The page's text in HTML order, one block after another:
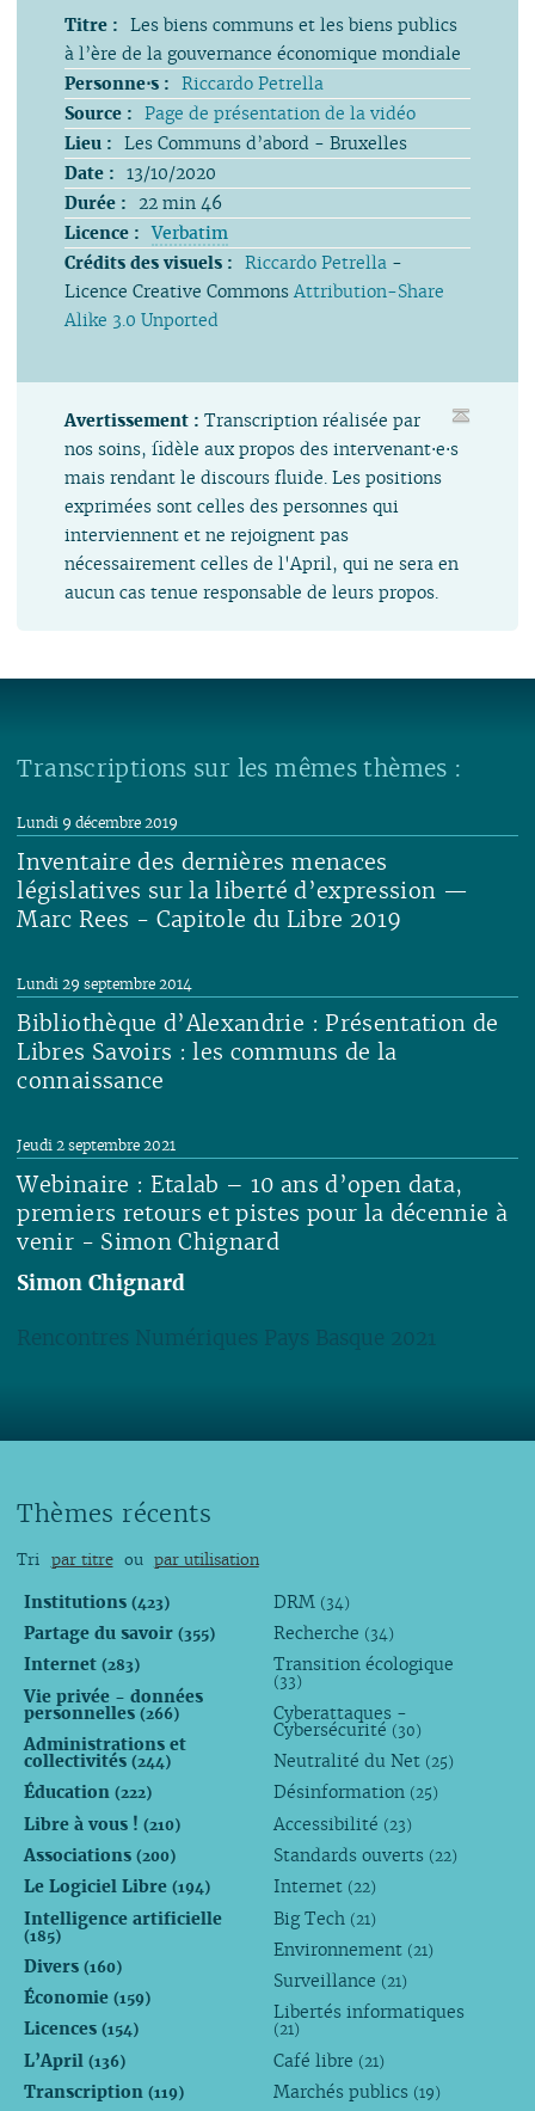
Titre : Les biens communs et les biens publics
à l’ère de la gouvernance économique mondiale
Personne⋅s : Riccardo Petrella
Source : Page de présentation de la vidéo
Lieu : Les Communs d’abord - Bruxelles
Date : 13/10/2020
Durée :
22 min 46
Licence : Verbatim
Crédits des visuels : Riccardo Petrella -
Licence Creative CommonsAttribution-Share
Alike 3.0 Unported
Avertissement :Transcription réalisée par
nos soins, fidèle aux propos des intervenant⋅e⋅s
mais rendant le discours fluide. Les positions
exprimées sont celles des personnes qui
interviennent et ne rejoignent pas
nécessairement celles de l'April, qui ne sera en
aucun cas tenue responsable de leurs propos.
Transcriptions sur les mêmes thèmes :
Inventaire des dernières menaces
législatives sur la liberté d’expression —
Marc Rees - Capitole du Libre 2019
Lundi 9 décembre 2019
Bibliothèque d’Alexandrie : Présentation de
Libres Savoirs : les communs de la
connaissance
Lundi 29 septembre 2014
Webinaire : Etalab – 10 ans d’open data,
premiers retours et pistes pour la décennie à
venir - Simon Chignard
Jeudi 2 septembre 2021
Simon Chignard
Rencontres Numériques Pays Basque 2021
Thèmes récents
Tri par titre ou par utilisation
Institutions (423)
Partage du savoir (355)
Internet (283)
Vie privée - données
personnelles (266)
Administrations et
collectivités (244)
Éducation (222)
Libre à vous ! (210)
Associations (200)
Le Logiciel Libre (194)
Intelligence artificielle
(185)
Divers (160)
Économie (159)
Licences (154)
L’April (136)
Transcription (119)
DRM (34)
Recherche (34)
Transition écologique
(33)
Cyberattaques -
Cybersécurité (30)
Neutralité du Net (25)
Désinformation (25)
Accessibilité (23)
Standards ouverts (22)
Internet (22)
Big Tech (21)
Environnement (21)
Surveillance (21)
Libertés informatiques
(21)
Café libre (21)
Marchés publics (19)